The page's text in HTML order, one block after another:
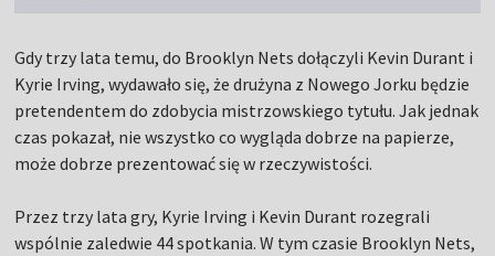
Gdy trzy lata temu, do Brooklyn Nets dołączyli Kevin Durant i
Kyrie Irving, wydawało się, że drużyna z Nowego Jorku będzie
pretendentem do zdobycia mistrzowskiego tytułu. Jak jednak
czas pokazał, nie wszystko co wygląda dobrze na papierze,
może dobrze prezentować się w rzeczywistości.
Przez trzy lata gry, Kyrie Irving i Kevin Durant rozegrali
wspólnie zaledwie 44 spotkania. W tym czasie Brooklyn Nets,